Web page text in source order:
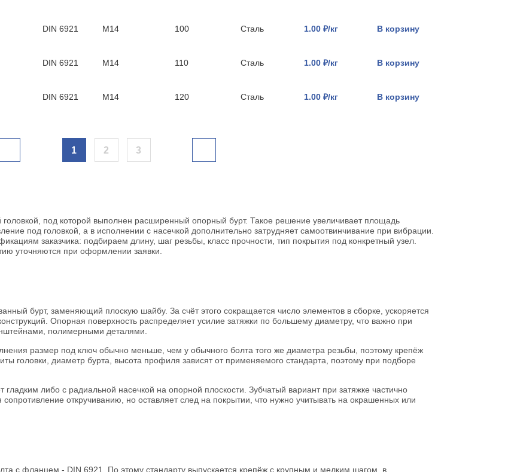
DIN 6921 М14 100 Сталь 1.00 ₽/кг В корзину
DIN 6921 М14 110 Сталь 1.00 ₽/кг В корзину
DIN 6921 М14 120 Сталь 1.00 ₽/кг В корзину
1 2 3
под которой выполнен расширенный опорный бурт. Такое решение увеличивает площадь
под головкой, а в исполнении с насечкой дополнительно затрудняет самоотвинчивание при вибрации.
заказчика: подбираем длину, шаг резьбы, класс прочности, тип покрытия под конкретный узел.
уточняются при оформлении заявки.
бурт, заменяющий плоскую шайбу. За счёт этого сокращается число элементов в сборке, ускоряется
Опорная поверхность распределяет усилие затяжки по большему диаметру, что важно при
полимерными деталями.
размер под ключ обычно меньше, чем у обычного болта того же диаметра резьбы, поэтому крепёж
головки, диаметр бурта, высота профиля зависят от применяемого стандарта, поэтому при подборе
либо с радиальной насечкой на опорной плоскости. Зубчатый вариант при затяжке частично
откручиванию, но оставляет след на покрытии, что нужно учитывать на окрашенных или
с фланцем - DIN 6921. По этому стандарту выпускается крепёж с крупным и мелким шагом, в